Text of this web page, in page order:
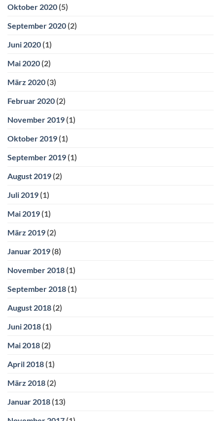
Oktober 2020 (5)
September 2020 (2)
Juni 2020 (1)
Mai 2020 (2)
März 2020 (3)
Februar 2020 (2)
November 2019 (1)
Oktober 2019 (1)
September 2019 (1)
August 2019 (2)
Juli 2019 (1)
Mai 2019 (1)
März 2019 (2)
Januar 2019 (8)
November 2018 (1)
September 2018 (1)
August 2018 (2)
Juni 2018 (1)
Mai 2018 (2)
April 2018 (1)
März 2018 (2)
Januar 2018 (13)